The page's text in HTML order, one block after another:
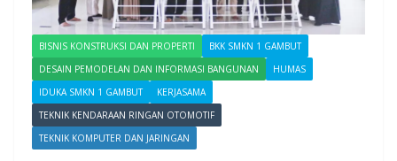
BISNIS KONSTRUKSI DAN PROPERTI
BKK SMKN 1 GAMBUT
DESAIN PEMODELAN DAN INFORMASI BANGUNAN
HUMAS
IDUKA SMKN 1 GAMBUT
KERJASAMA
TEKNIK KENDARAAN RINGAN OTOMOTIF
TEKNIK KOMPUTER DAN JARINGAN